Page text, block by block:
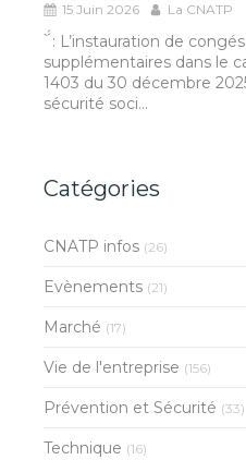
15 Juin 2026 La CNATP
: L’instauration de
supplémentaires dans le
1403 du 30 décembre
sécurité soci...
Catégories
CNATP infos (26)
Evènements (21)
Marché (17)
Vie de l'entreprise (156)
Prévention et Sécurité (33)
Technique (16)